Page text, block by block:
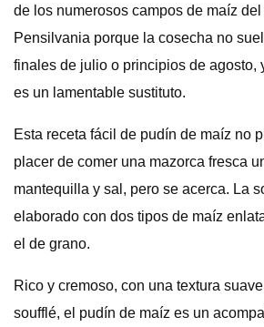
de los numerosos campos de maíz
Pensilvania porque la cosecha no
finales de julio o principios de agosto,
es un lamentable sustituto.
Esta receta fácil de pudín de maíz no
placer de comer una mazorca fresca
mantequilla y sal, pero se acerca. La
elaborado con dos tipos de maíz
el de grano.
Rico y cremoso, con una textura
soufflé, el pudín de maíz es un